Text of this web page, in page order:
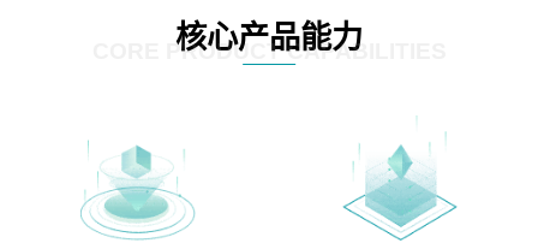
核心产品能力
CORE PRODUCT CAPABILITIES